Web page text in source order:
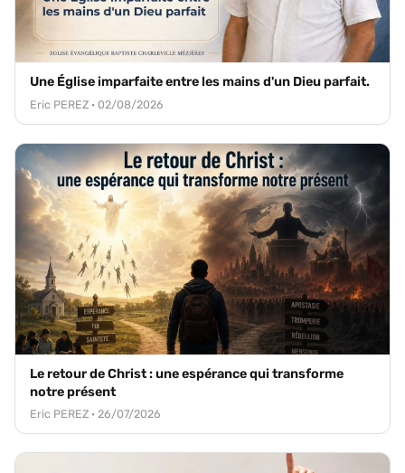
Une Église imparfaite entre les mains d'un Dieu parfait.
Eric PEREZ · 02/08/2026
Le retour de Christ : une espérance qui transforme
notre présent
Eric PEREZ · 26/07/2026